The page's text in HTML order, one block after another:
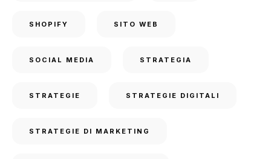
SHOPIFY SITO WEB
SOCIAL MEDIA STRATEGIA
STRATEGIE STRATEGIE DIGITALI
STRATEGIE DI MARKETING